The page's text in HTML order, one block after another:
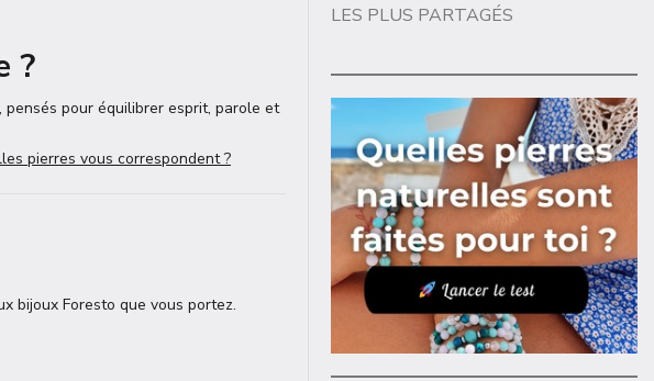
?
pour équilibrer esprit, parole et
pierres vous correspondent ?
bijoux Foresto que vous portez.
LES PLUS PARTAGÉS